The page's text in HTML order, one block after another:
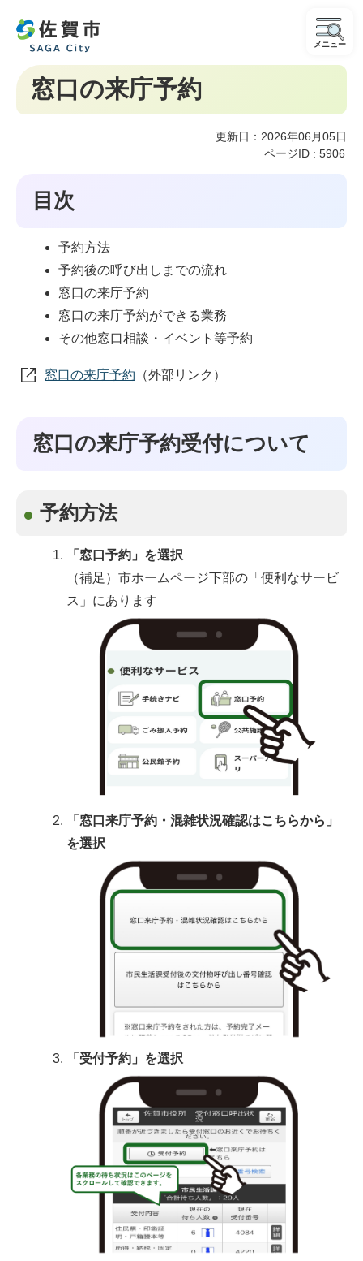
メニュー
窓口の来庁予約
更新日：2026年06月05日
ページID : 5906
目次
予約方法
予約後の呼び出しまでの流れ
窓口の来庁予約
窓口の来庁予約ができる業務
その他窓口相談・イベント等予約
窓口の来庁予約 （外部リンク）
窓口の来庁予約受付について
予約方法
「窓口予約」を選択
（補足）市ホームページ下部の「便利なサービ
ス」にあります
「窓口来庁予約・混雑状況確認はこちらから」
を選択
「受付予約」を選択